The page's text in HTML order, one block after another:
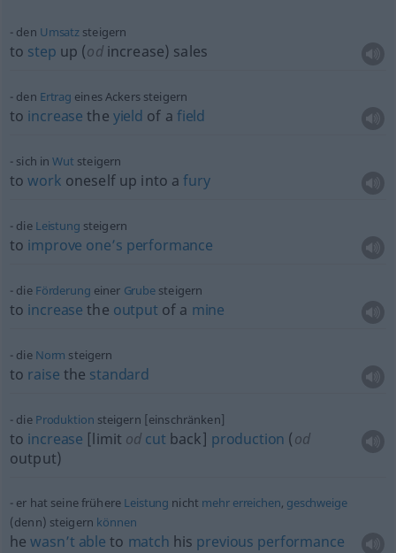
den Umsatz steigern
to step up (odincrease) sales
den Ertrag eines Ackers steigern
to increase the yield of a field
sich inWut steigern
towork oneself up into afury
die Leistung steigern
to improve one’s performance
die Förderung einer Grubesteigern
to increase the output of a mine
die Norm steigern
to raise the standard
die Produktion steigern [einschränken]
to increase [limit od cut back] production (od
output)
er hat seine frühere Leistung nicht mehr erreichen, geschweige
(denn) steigern können
hewasn’t able to match his previous performance